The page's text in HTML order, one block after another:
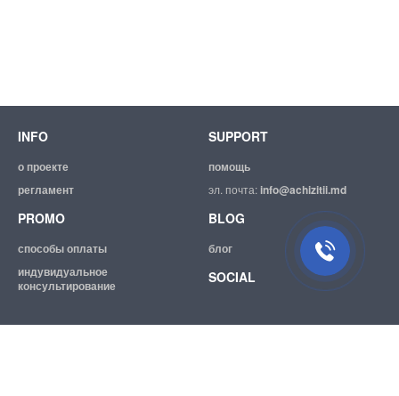
INFO
о проекте
регламент
SUPPORT
помощь
эл. почта:info@achizitii.md
PROMO
способы оплаты
индувидуальное
консультирование
BLOG
блог
SOCIAL